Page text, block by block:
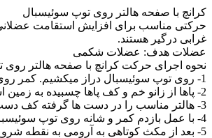
کرانچ با صفحه هالتر روی توپ سوئیسبال
حرکتی مناسب برای افزایش استقامت
غرابی درگیر هستند.
عضلات هدف: عضلات شکمی
نحوه اجرای حرکت کرانچ با صفحه هالتر روی
1- روی توپ سوئیسبال دراز میکشیم. کمر روی توپ قرار دارد.
2- پاها از زانو خم و کف پاها چسبیده به زمین است.
3- هالتر مناسب را در دست ها گرفته کف دست ها کاملا صاف و کشیده رو به بالا و دست ها صاف و کشیده رو به روی قفسه سینه با هالتر مناسب قرار دارد.
4- با عمل بازدم کمر و شانه روی توپ سوئیسبال قرار میگیرد دست ها به عقب سر هدایت میشود.
5- بعد از مکث کوتاهی به آرومی به نقطه شروع برگشته و حرکت تکرار میشود.